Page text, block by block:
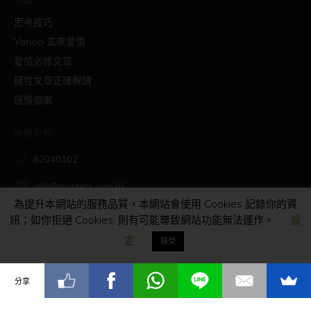
思考技巧
Yahoo 玄來愛情
愛情必修文章
感性文章正確解讀
感情個案
82040102
info@masters.com.hk
社交
為提升本網站的服務品質，本網站會使用 Cookies 記錄你的資
訊；如你拒絕 Cookies, 則有可能導致網站功能無法運作。
設
定
接受
分享